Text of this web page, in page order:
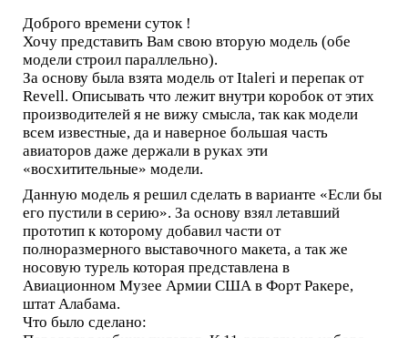
Доброго времени суток !
Хочу представить Вам свою вторую модель (обе
модели строил параллельно).
За основу была взята модель от Italeri и перепак от
Revell. Описывать что лежит внутри коробок от этих
производителей я не вижу смысла, так как модели
всем известные, да и наверное большая часть
авиаторов даже держали в руках эти
«восхитительные» модели.
Данную модель я решил сделать в варианте «Если бы
его пустили в серию». За основу взял летавший
прототип к которому добавил части от
полноразмерного выставочного макета, а так же
носовую турель которая представлена в
Авиационном Музее Армии США в Форт Ракере,
штат Алабама.
Что было сделано: